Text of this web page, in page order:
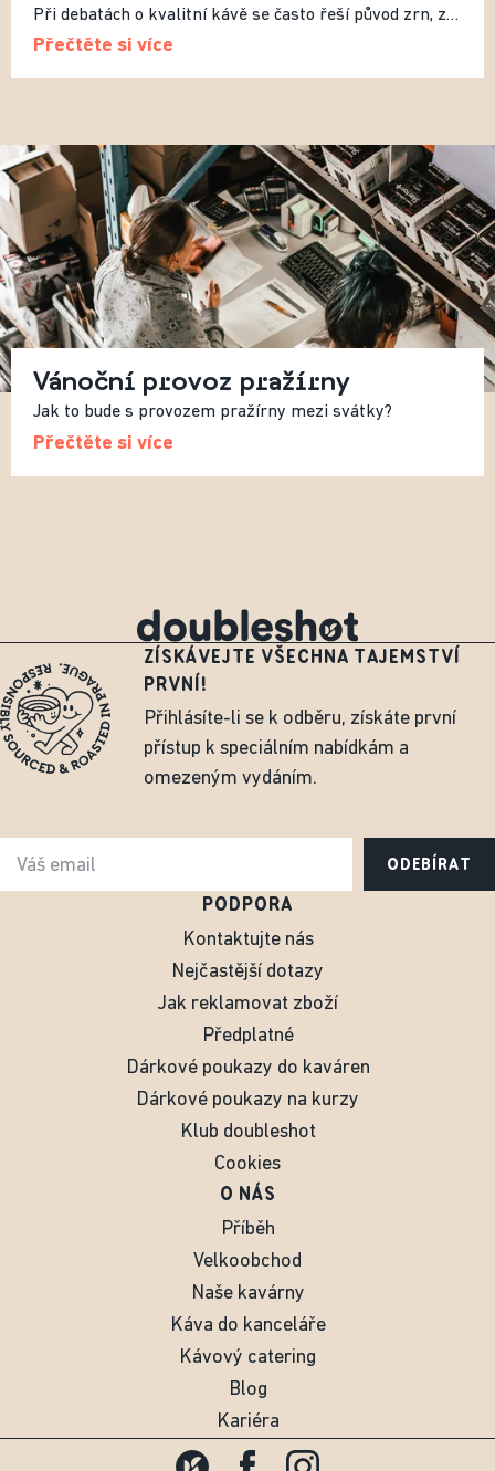
Při debatách o kvalitní kávě se často řeší původ zrn, způsob pražení nebo recept. Méně často se mluví o vodě, přestože právě ta tvoří více než 98 % výsledného nápoje. Složení vody tak zásadně ovlivňuje výslednou chuť.
Přečtěte si více
Vánoční provoz pražírny
Jak to bude s provozem pražírny mezi svátky?
Přečtěte si více
ZÍSKÁVEJTE VŠECHNA TAJEMSTVÍ
PRVNÍ!
Přihlásíte-li se k odběru, získáte první
přístup k speciálním nabídkám a
omezeným vydáním.
ODEBÍRAT
PODPORA
Kontaktujte nás
Nejčastější dotazy
Jak reklamovat zboží
Předplatné
Dárkové poukazy do kaváren
Dárkové poukazy na kurzy
Klub doubleshot
Cookies
O NÁS
Příběh
Velkoobchod
Naše kavárny
Káva do kanceláře
Kávový catering
Blog
Kariéra